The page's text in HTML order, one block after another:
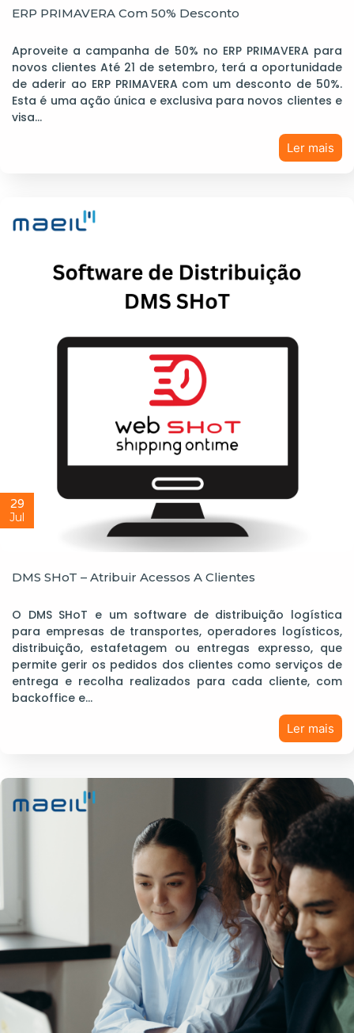
ERP PRIMAVERA Com 50% Desconto
Aproveite a campanha de 50% no ERP PRIMAVERA para
novos clientes Até 21 de setembro, terá a oportunidade
de aderir ao ERP PRIMAVERA com um desconto de 50%.
Esta é uma ação única e exclusiva para novos clientes e
visa…
Ler mais
29
Jul
DMS SHoT – Atribuir Acessos A Clientes
O DMS SHoT e um software de distribuição logística
para empresas de transportes, operadores logísticos,
distribuição, estafetagem ou entregas expresso, que
permite gerir os pedidos dos clientes como serviços de
entrega e recolha realizados para cada cliente, com
backoffice e…
Ler mais